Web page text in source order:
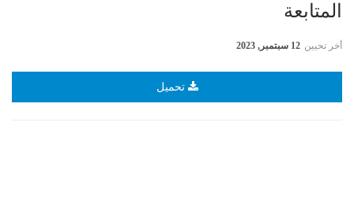
المتابعة
أخر تحيين 12 سبتمبر, 2023
تحميل